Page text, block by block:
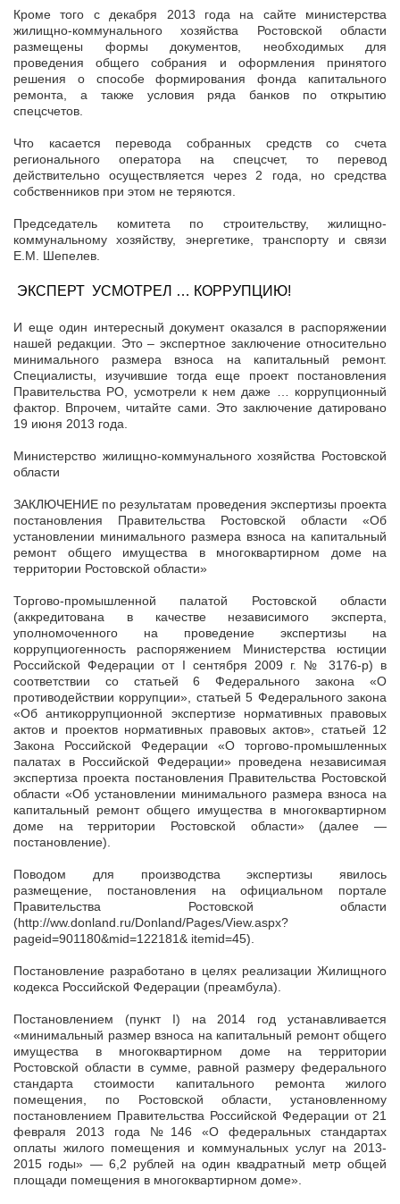
Кроме того с декабря 2013 года на сайте министерства
жилищно-коммунального хозяйства Ростовской области
размещены формы документов, необходимых для
проведения общего собрания и оформления принятого
решения о способе формирования фонда капитального
ремонта, а также условия ряда банков по открытию
спецсчетов.
Что касается перевода собранных средств со счета
регионального оператора на спецсчет, то перевод
действительно осуществляется через 2 года, но средства
собственников при этом не теряются.
Председатель комитета по строительству, жилищно-
коммунальному хозяйству, энергетике, транспорту и связи
Е.М. Шепелев.
ЭКСПЕРТ УСМОТРЕЛ … КОРРУПЦИЮ!
И еще один интересный документ оказался в распоряжении
нашей редакции. Это – экспертное заключение относительно
минимального размера взноса на капитальный ремонт.
Специалисты, изучившие тогда еще проект постановления
Правительства РО, усмотрели к нем даже … коррупционный
фактор. Впрочем, читайте сами. Это заключение датировано
19 июня 2013 года.
Министерство жилищно-коммунального хозяйства Ростовской
области
ЗАКЛЮЧЕНИЕ по результатам проведения экспертизы проекта
постановления Правительства Ростовской области «Об
установлении минимального размера взноса на капитальный
ремонт общего имущества в многоквартирном доме на
территории Ростовской области»
Торгово-промышленной палатой Ростовской области
(аккредитована в качестве независимого эксперта,
уполномоченного на проведение экспертизы на
коррупциогенность распоряжением Министерства юстиции
Российской Федерации от I сентября 2009 г. № 3176-р) в
соответствии со статьей 6 Федерального закона «О
противодействии коррупции», статьей 5 Федерального закона
«Об антикоррупционной экспертизе нормативных правовых
актов и проектов нормативных правовых актов», статьей 12
Закона Российской Федерации «О торгово-промышленных
палатах в Российской Федерации» проведена независимая
экспертиза проекта постановления Правительства Ростовской
области «Об установлении минимального размера взноса на
капитальный ремонт общего имущества в многоквартирном
доме на территории Ростовской области» (далее —
постановление).
Поводом для производства экспертизы явилось
размещение, постановления на официальном портале
Правительства Ростовской области
(http://ww.donland.ru/Donland/Pages/View.aspx?
pageid=901180&mid=122181& itemid=45).
Постановление разработано в целях реализации Жилищного
кодекса Российской Федерации (преамбула).
Постановлением (пункт I) на 2014 год устанавливается
«минимальный размер взноса на капитальный ремонт общего
имущества в многоквартирном доме на территории
Ростовской области в сумме, равной размеру федерального
стандарта стоимости капитального ремонта жилого
помещения, по Ростовской области, установленному
постановлением Правительства Российской Федерации от 21
февраля 2013 года №146 «О федеральных стандартах
оплаты жилого помещения и коммунальных услуг на 2013-
2015 годы» — 6,2 рублей на один квадратный метр общей
площади помещения в многоквартирном доме».